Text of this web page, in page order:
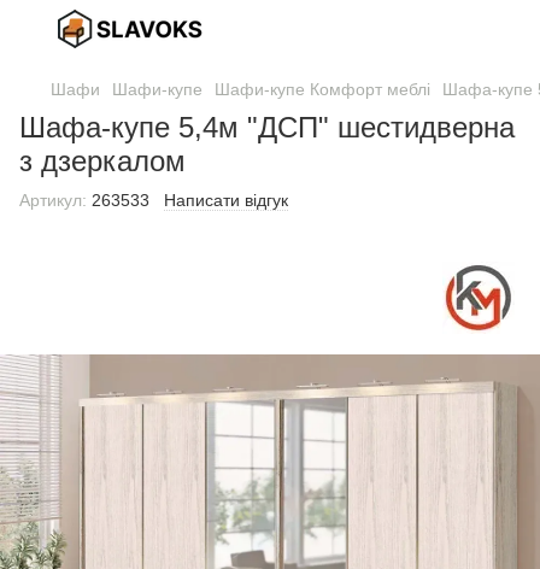
Шафи Шафи-купе Шафи-купе Комфорт меблі Шафа-купе
Шафа-купе 5,4м "ДСП" шестидверна
з дзеркалом
Артикул: 263533 Написати відгук